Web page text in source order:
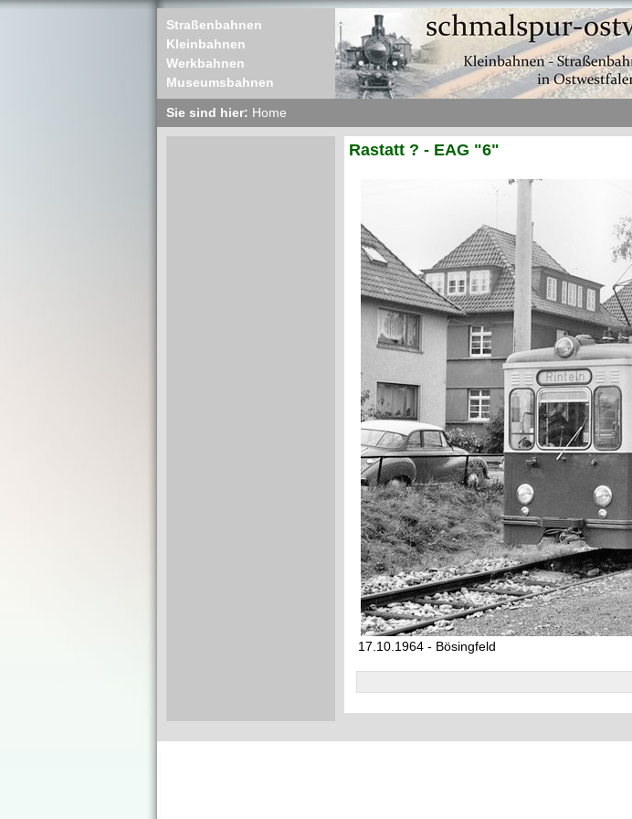
Straßenbahnen
Kleinbahnen
Werkbahnen
Museumsbahnen
Sie sind hier: Home
Rastatt ? - EAG "6"
17.10.1964 - Bösingfeld